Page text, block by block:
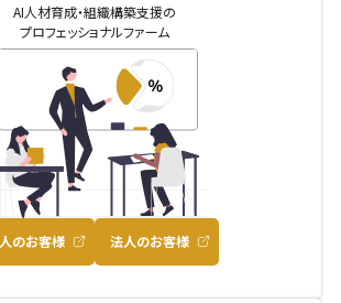
AI人材育成・組織構築支援の
プロフェッショナルファーム
のお客様 法人のお客様